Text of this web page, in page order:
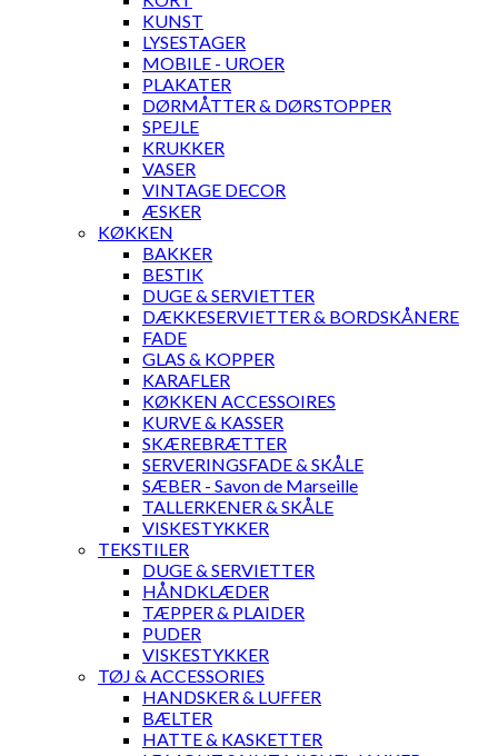
KUNST
LYSESTAGER
MOBILE - UROER
PLAKATER
DØRMÅTTER & DØRSTOPPER
SPEJLE
KRUKKER
VASER
VINTAGE DECOR
ÆSKER
KØKKEN
BAKKER
BESTIK
DUGE & SERVIETTER
DÆKKESERVIETTER & BORDSKÅNERE
FADE
GLAS & KOPPER
KARAFLER
KØKKEN ACCESSOIRES
KURVE & KASSER
SKÆREBRÆTTER
SERVERINGSFADE & SKÅLE
SÆBER - Savon de Marseille
TALLERKENER & SKÅLE
VISKESTYKKER
TEKSTILER
DUGE & SERVIETTER
HÅNDKLÆDER
TÆPPER & PLAIDER
PUDER
VISKESTYKKER
TØJ & ACCESSORIES
HANDSKER & LUFFER
BÆLTER
HATTE & KASKETTER